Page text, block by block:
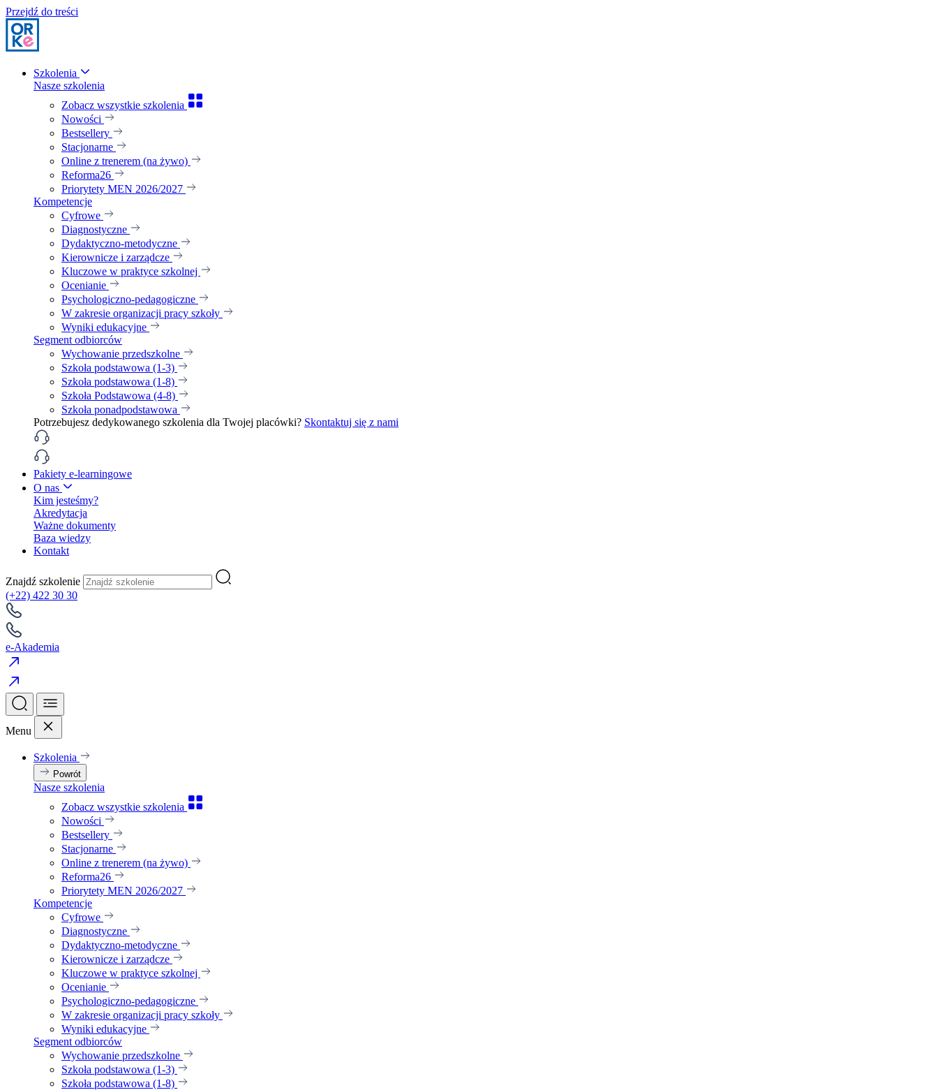
Przejdź do treści
Szkolenia
Nasze szkolenia
Zobacz wszystkie szkolenia
Nowości
Bestsellery
Stacjonarne
Online z trenerem (na żywo)
Reforma26
Priorytety MEN 2026/2027
Kompetencje
Cyfrowe
Diagnostyczne
Dydaktyczno-metodyczne
Kierownicze i zarządcze
Kluczowe w praktyce szkolnej
Ocenianie
Psychologiczno-pedagogiczne
W zakresie organizacji pracy szkoły
Wyniki edukacyjne
Segment odbiorców
Wychowanie przedszkolne
Szkoła podstawowa (1-3)
Szkoła podstawowa (1-8)
Szkoła Podstawowa (4-8)
Szkoła ponadpodstawowa
Potrzebujesz dedykowanego szkolenia dla Twojej placówki? Skontaktuj się z nami
Pakiety e-learningowe
O nas
Kim jesteśmy?
Akredytacja
Ważne dokumenty
Baza wiedzy
Kontakt
Znajdź szkolenie
(+22) 422 30 30
e-Akademia
Menu
Szkolenia
Powrót
Nasze szkolenia
Zobacz wszystkie szkolenia
Nowości
Bestsellery
Stacjonarne
Online z trenerem (na żywo)
Reforma26
Priorytety MEN 2026/2027
Kompetencje
Cyfrowe
Diagnostyczne
Dydaktyczno-metodyczne
Kierownicze i zarządcze
Kluczowe w praktyce szkolnej
Ocenianie
Psychologiczno-pedagogiczne
W zakresie organizacji pracy szkoły
Wyniki edukacyjne
Segment odbiorców
Wychowanie przedszkolne
Szkoła podstawowa (1-3)
Szkoła podstawowa (1-8)